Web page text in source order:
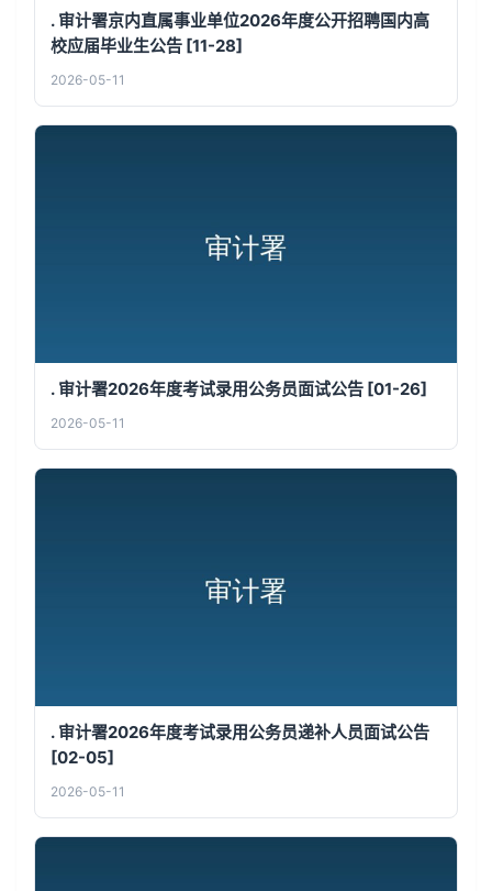
. 审计署京内直属事业单位2026年度公开招聘国内高
校应届毕业生公告 [11-28]
2026-05-11
. 审计署2026年度考试录用公务员面试公告 [01-26]
2026-05-11
. 审计署2026年度考试录用公务员递补人员面试公告
[02-05]
2026-05-11